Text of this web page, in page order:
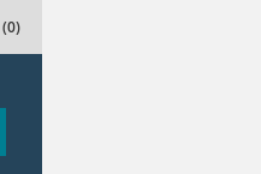
(0)